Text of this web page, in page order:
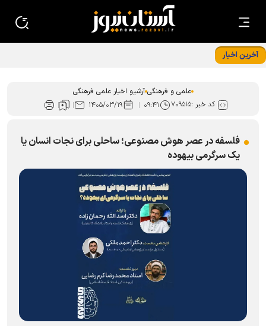
آخرین اخبار
علمی و فرهنگی آرشیو اخبار علمی فرهنگی
کد خبر :۷۰۹۵۱۵ ۰۹:۴۱ ۱۴۰۵/۰۳/۱۹
فلسفه در عصر هوش مصنوعی؛ ساحلی برای نجات انسان یا
یک سرگرمی‌ بیهوده